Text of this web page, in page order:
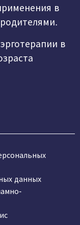
в
в
данных